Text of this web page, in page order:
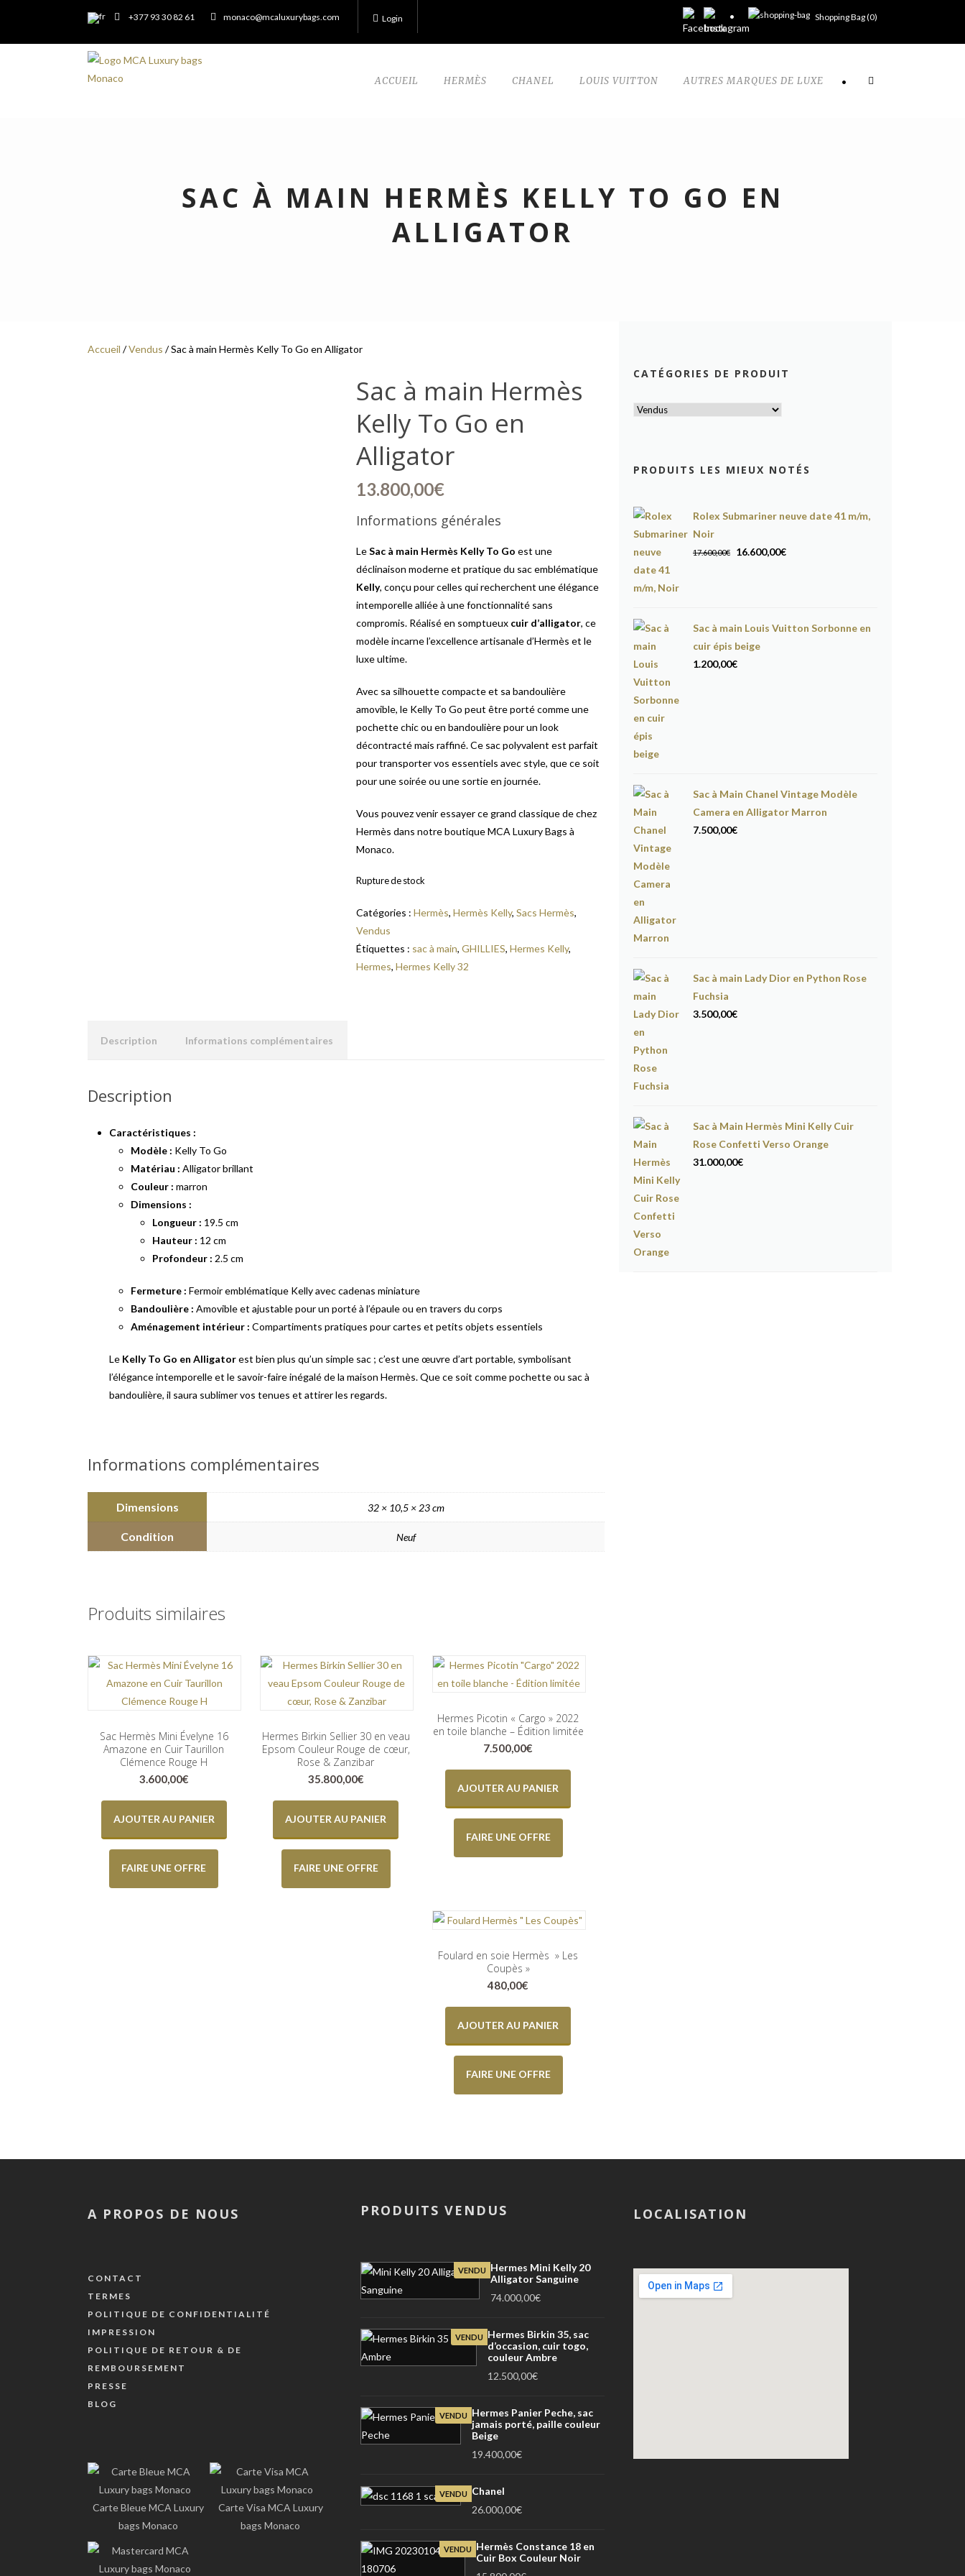
+377 93 30 82 61 monaco@mcaluxurybags.com Login Shopping Bag (0)
ACCUEIL HERMÈS CHANEL LOUIS VUITTON AUTRES MARQUES DE LUXE •
SAC À MAIN HERMÈS KELLY TO GO EN
ALLIGATOR
Accueil /Vendus / Sac à main Hermès Kelly To Go en Alligator
Sac à main Hermès
Kelly To Go en
Alligator
13.800,00€
Informations générales
LeSac à main Hermès Kelly To Go est une
déclinaison moderne et pratique du sac emblématique
Kelly, conçu pour celles qui recherchent une élégance
intemporelle alliée à une fonctionnalité sans
compromis. Réalisé en somptueux cuir d’alligator, ce
modèle incarne l’excellence artisanale d’Hermès et le
luxe ultime.
Avec sa silhouette compacte et sa bandoulière
amovible, le Kelly To Go peut être porté comme une
pochette chic ou en bandoulière pour un look
décontracté mais raffiné. Ce sac polyvalent est parfait
pour transporter vos essentiels avec style, que ce soit
pour une soirée ou une sortie en journée.
Vous pouvez venir essayer ce grand classique de chez
Hermès dans notre boutique MCA Luxury Bags à
Monaco.
Rupture de stock
Catégories :Hermès,Hermès Kelly,Sacs Hermès,
Vendus
Étiquettes : sac à main,GHILLIES,Hermes Kelly,
Hermes,Hermes Kelly 32
Description Informations complémentaires
Description
Caractéristiques :
Modèle : Kelly To Go
Matériau : Alligator brillant
Couleur : marron
Dimensions :
Longueur : 19.5 cm
Hauteur : 12 cm
Profondeur : 2.5 cm
Fermeture : Fermoir emblématique Kelly avec cadenas miniature
Bandoulière : Amovible et ajustable pour un porté à l’épaule ou en travers du corps
Aménagement intérieur : Compartiments pratiques pour cartes et petits objets essentiels
Le Kelly To Go en Alligatorest bien plus qu’un simple sac ; c’est une œuvre d’art portable, symbolisant
l’élégance intemporelle et le savoir-faire inégalé de la maison Hermès. Que ce soit comme pochette ou sac à
bandoulière, il saura sublimer vos tenues et attirer les regards.
Informations complémentaires
Dimensions 32 × 10,5 × 23 cm
Condition Neuf
Produits similaires
Sac Hermès Mini Évelyne 16
Amazone en Cuir Taurillon
Clémence Rouge H
3.600,00€
AJOUTER AU PANIER
FAIRE UNE OFFRE
Hermes Birkin Sellier 30 en veau
Epsom Couleur Rouge de cœur,
Rose & Zanzibar
35.800,00€
AJOUTER AU PANIER
FAIRE UNE OFFRE
Hermes Picotin « Cargo » 2022
en toile blanche – Édition limitée
7.500,00€
AJOUTER AU PANIER
FAIRE UNE OFFRE
Foulard en soie Hermès » Les
Coupès »
480,00€
AJOUTER AU PANIER
FAIRE UNE OFFRE
CATÉGORIES DE PRODUIT
PRODUITS LES MIEUX NOTÉS
Rolex Submariner neuve date 41 m/m,
Noir
17.600,00€
Le
17.600,00€.
16.600,00€Le
16.600,00€.
Sac à main Louis Vuitton Sorbonne en
cuir épis beige
1.200,00€
Sac à Main Chanel Vintage Modèle
Camera en Alligator Marron
7.500,00€
Sac à main Lady Dior en Python Rose
Fuchsia
3.500,00€
Sac à Main Hermès Mini Kelly Cuir
Rose Confetti Verso Orange
31.000,00€
A PROPOS DE NOUS
CONTACT
TERMES
POLITIQUE DE CONFIDENTIALITÉ
IMPRESSION
POLITIQUE DE RETOUR & DE
REMBOURSEMENT
PRESSE
BLOG
Carte Bleue MCA Luxury
bags Monaco
Carte Visa MCA Luxury
bags Monaco
PRODUITS VENDUS
VENDU
Hermes Mini Kelly 20
Alligator Sanguine
74.000,00€
VENDU
Hermes Birkin 35, sac
d’occasion, cuir togo,
couleur Ambre
12.500,00€
VENDU
Hermes Panier Peche, sac
jamais porté, paille couleur
Beige
19.400,00€
VENDU
Chanel
26.000,00€
VENDU
Hermès Constance 18 en
Cuir Box Couleur Noir
LOCALISATION